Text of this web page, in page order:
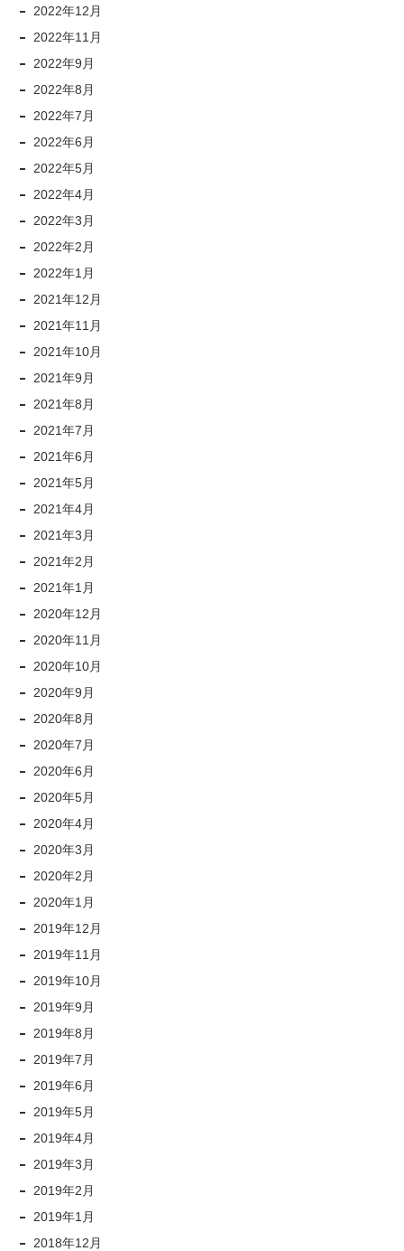
2022年12月
2022年11月
2022年9月
2022年8月
2022年7月
2022年6月
2022年5月
2022年4月
2022年3月
2022年2月
2022年1月
2021年12月
2021年11月
2021年10月
2021年9月
2021年8月
2021年7月
2021年6月
2021年5月
2021年4月
2021年3月
2021年2月
2021年1月
2020年12月
2020年11月
2020年10月
2020年9月
2020年8月
2020年7月
2020年6月
2020年5月
2020年4月
2020年3月
2020年2月
2020年1月
2019年12月
2019年11月
2019年10月
2019年9月
2019年8月
2019年7月
2019年6月
2019年5月
2019年4月
2019年3月
2019年2月
2019年1月
2018年12月